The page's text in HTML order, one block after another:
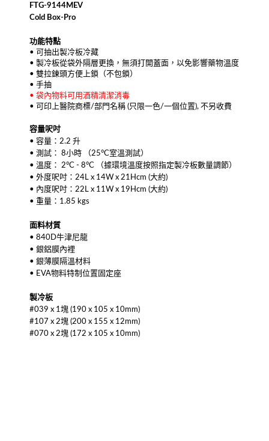
FTG-9144MEV
Cold Box-Pro
功能特點
• 可抽出製冷板冷藏
• 製冷板從袋外隔層更換，無須打開蓋面，以免影響藥物溫度
• 雙拉鍊頭方便上鎖（不包鎖）
• 手抽
• 袋內物料可用酒精清潔消毒
• 可印上醫院商標/部門名稱 (只限一色/一個位置), 不另收費
容量呎吋
• 容量：2.2 升
• 測試： 8小時 （25°C室溫測試）
• 溫度： 2°C - 8°C （據環境溫度按照指定製冷板數量調節）
• 外度呎吋：24L x 14W x 21Hcm (大約)
• 內度呎吋：22L x 11W x 19Hcm (大約)
• 重量：1.85 kgs
面料材質
• 840D牛津尼龍
• 銀鋁膜內裡
• 銀薄膜隔溫材料
• EVA物料特制位置固定座
製冷板
#039 x 1塊 (190 x 105 x 10mm)
#107 x 2塊 (200 x 155 x 12mm)
#070 x 2塊 (172 x 105 x 10mm)